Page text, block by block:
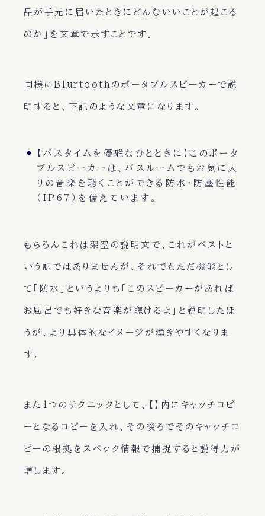
品が手元に届いたときにどんないいことが起こる
のか」 を文章で示すことです。
同様にBlurtoothのポータブルスピーカーで説
明すると、下記のような文章になります。
【バスタイムを優雅なひとときに】このポータ
ブルスピーカーは、バスルームでもお気に入
りの音楽を聴くことができる防水・防塵性能
（IP67）を備えています。
もちろんこれは架空の説明文で、これがベストと
いう訳ではありませんが、それでもただ機能とし
て 「防水」 というよりも 「このスピーカーがあれば
お風呂でも好きな音楽が聴けるよ」 と説明したほ
うが、より具体的なイメージが湧きやすくなりま
す。
また1つのテクニックとして、【】内にキャッチコピ
ーとなるコピーを入れ、その後ろでそのキャッチコ
ピーの根拠をスペック情報で捕捉すると説得力が
増します。